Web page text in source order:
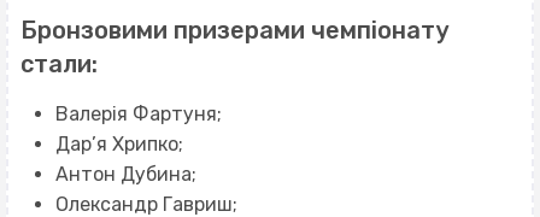
Бронзовими призерами чемпіонату
стали:
Валерія Фартуня;
Дар’я Хрипко;
Антон Дубина;
Олександр Гавриш;